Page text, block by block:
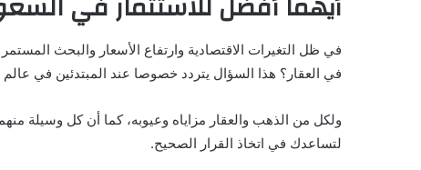
في ظل التغيرات الاقتصادية وارتفاع الأسعار والبحث
في العقار؟ هذا السؤال يتردد خصوصا عند المبتدئين في
ولكل من الذهب والعقار مزاياه وعيوبه، كما أن كل وسيلة
لتساعدك في اتخاذ القرار الصحيح.